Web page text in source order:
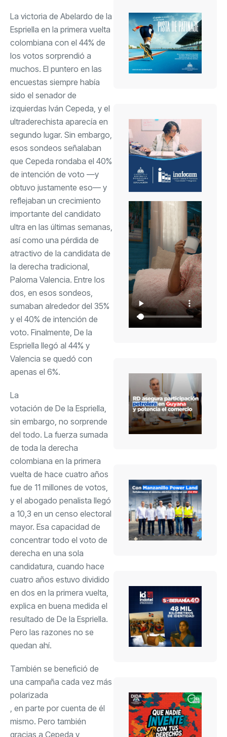
La victoria de Abelardo de la
Espriella en la primera vuelta
colombiana con el 44% de
los votos sorprendió a
muchos. El puntero en las
encuestas siempre había
sido el senador de
izquierdas Iván Cepeda, y el
ultraderechista aparecía en
segundo lugar. Sin embargo,
esos sondeos señalaban
que Cepeda rondaba el 40%
de intención de voto —y
obtuvo justamente eso— y
reflejaban un crecimiento
importante del candidato
ultra en las últimas semanas,
así como una pérdida de
atractivo de la candidata de
la derecha tradicional,
Paloma Valencia. Entre los
dos, en esos sondeos,
sumaban alrededor del 35%
y el 40% de intención de
voto. Finalmente, De la
Espriella llegó al 44% y
Valencia se quedó con
apenas el 6%.
La
votación de De la Espriella,
sin embargo, no sorprende
del todo. La fuerza sumada
de toda la derecha
colombiana en la primera
vuelta de hace cuatro años
fue de 11 millones de votos,
y el abogado penalista llegó
a 10,3 en un censo electoral
mayor. Esa capacidad de
concentrar todo el voto de
derecha en una sola
candidatura, cuando hace
cuatro años estuvo dividido
en dos en la primera vuelta,
explica en buena medida el
resultado de De la Espriella.
Pero las razones no se
quedan ahí.
También se benefició de
una campaña cada vez más
polarizada
, en parte por cuenta de él
mismo. Pero también
gracias a Cepeda y,